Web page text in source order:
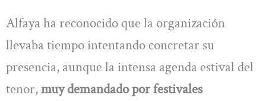
Alfaya ha reconocido que la organización
llevaba tiempo intentando concretar su
presencia, aunque la intensa agenda estival del
tenor,muy demandado por festivales